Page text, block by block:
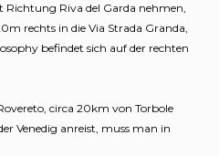
Richtung Riva del Garda nehmen,
rechts in die Via Strada Granda,
befindet sich auf der rechten
circa 20km von Torbole
Venedig anreist, muss man in